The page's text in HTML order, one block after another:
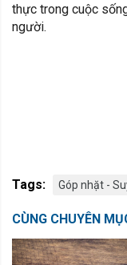
thực trong cuộc
người.
Tags: Góp nhặt -
CÙNG CHUYÊN